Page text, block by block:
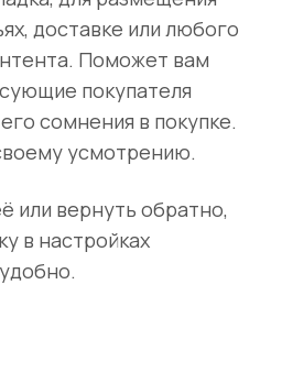
доставке или любого
Поможет вам
покупателя
сомнения в покупке.
усмотрению.
или вернуть обратно,
в настройках